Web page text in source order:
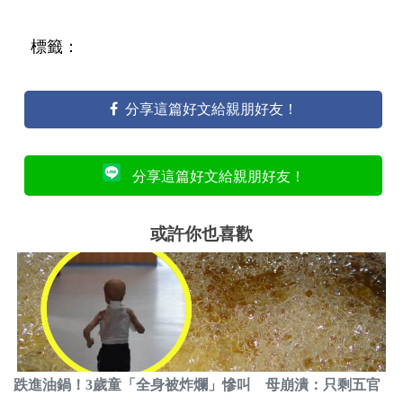
標籤：
分享這篇好文給親朋好友！
分享這篇好文給親朋好友！
或許你也喜歡
跌進油鍋！3歲童「全身被炸爛」慘叫 母崩潰：只剩五官